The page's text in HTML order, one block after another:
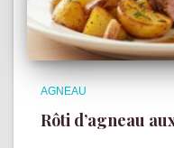
AGNEAU
Rôti d’agneau